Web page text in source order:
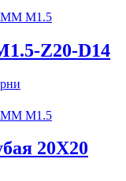
Z20-D14
20X20